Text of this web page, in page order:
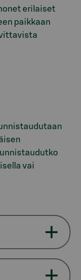
erilaiset
paikkaan
vai